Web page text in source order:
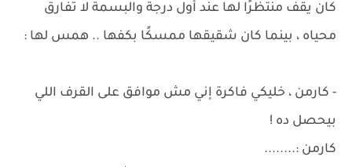
كان يقف منتظرًا لها عند أول درجة والبسمة لا تفارق
محياه ، بينما كان شقيقها ممسكًا بكفها .. همس لها :
- كارمن ، خليكي فاكرة إني مش موافق على القرف اللي
بيحصل ده !
كارمن :........